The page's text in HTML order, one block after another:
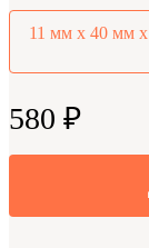
11 мм х 40 мм
580 ₽